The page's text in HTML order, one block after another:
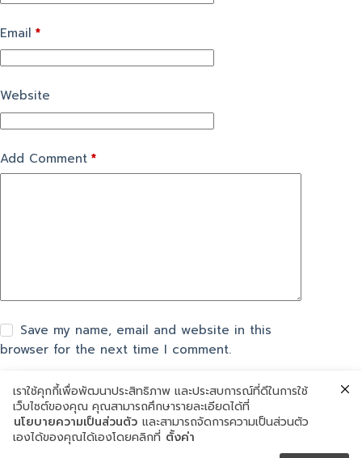
Email *
Website
Add Comment *
Save my name, email and website in this
browser for the next time I comment.
แสดงความเห็น
เราใช้คุกกี้เพื่อพัฒนาประสิทธิภาพ และประสบการณ์ที่ดีในการใช้
เว็บไซต์ของคุณ คุณสามารถศึกษารายละเอียดได้ที่
นโยบายความเป็นส่วนตัว และสามารถจัดการความเป็นส่วนตัว
เองได้ของคุณได้เองโดยคลิกที่ ตั้งค่า